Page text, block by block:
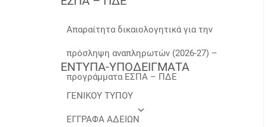
Απαραίτητα δικαιολογητικά για την
πρόσληψη αναπληρωτών (2026-27) –
προγράμματα ΕΣΠΑ – ΠΔΕ
ΕΝΤΥΠΑ-ΥΠΟΔΕΙΓΜΑΤΑ
ΓΕΝΙΚΟΥ ΤΥΠΟΥ
ΕΓΓΡΑΦΑ ΑΔΕΙΩΝ